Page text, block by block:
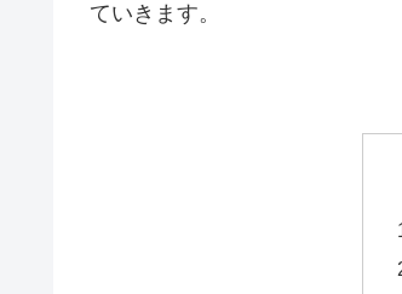
ていきます。